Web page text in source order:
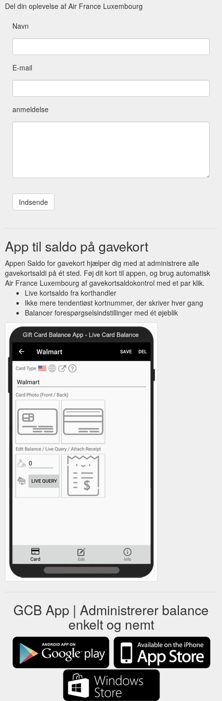
Del din oplevelse af Air France Luxembourg
Navn
E-mail
anmeldelse
App til saldo på gavekort
Appen Saldo for gavekort hjælper dig med at administrere alle
gavekortsaldi på ét sted. Føj dit kort til appen, og brug automatisk
Air France Luxembourg af gavekortsaldokontrol med et par klik.
Live kortsaldo fra korthandler
Ikke mere tendentiøst kortnummer, der skriver hver gang
Balancer forespørgselsindstillinger med ét øjeblik
GCB App | Administrerer balance
enkelt og nemt